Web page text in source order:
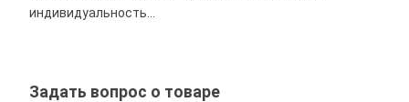
индивидуальность...
Задать вопрос о товаре